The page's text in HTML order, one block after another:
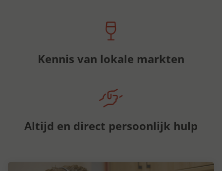
Kennis van lokale markten
Altijd en direct persoonlijk hulp